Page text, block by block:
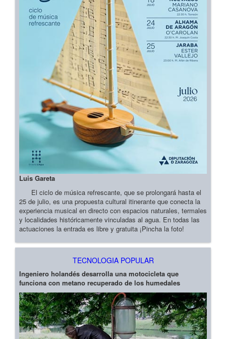
Luis Gareta
El ciclo de música refrescante, que se prolongará hasta el
25 de julio, es una propuesta cultural itinerante que conecta la
experiencia musical en directo con espacios naturales, termales
y localidades históricamente vinculadas al agua. En todas las
actuaciones la entrada es libre y gratuita ¡Pincha la foto!
TECNOLOGIA POPULAR
Ingeniero holandés desarrolla una motocicleta que
funciona con metano recuperado de los humedales